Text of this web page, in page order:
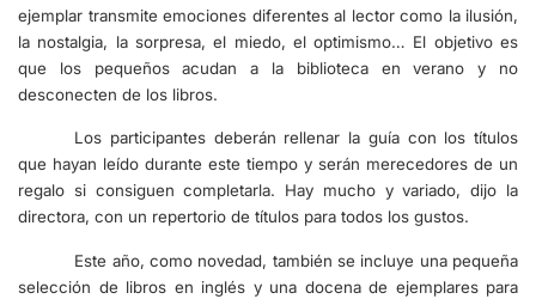
ejemplar transmite emociones diferentes al lector como la ilusión,
la nostalgia, la sorpresa, el miedo, el optimismo… El objetivo es
que los pequeños acudan a la biblioteca en verano y no
desconecten de los libros.
Los participantes deberán rellenar la guía con los títulos
que hayan leído durante este tiempo y serán merecedores de un
regalo si consiguen completarla. Hay mucho y variado, dijo la
directora, con un repertorio de títulos para todos los gustos.
Este año, como novedad, también se incluye una pequeña
selección de libros en inglés y una docena de ejemplares para